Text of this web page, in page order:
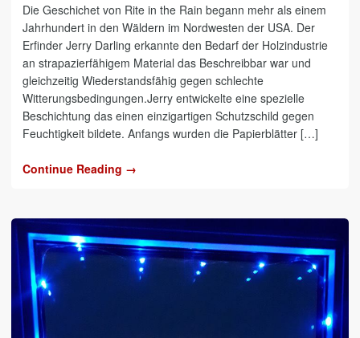
Die Geschichet von Rite in the Rain begann mehr als einem
Jahrhundert in den Wäldern im Nordwesten der USA. Der
Erfinder Jerry Darling erkannte den Bedarf der Holzindustrie
an strapazierfähigem Material das Beschreibbar war und
gleichzeitig Wiederstandsfähig gegen schlechte
Witterungsbedingungen.Jerry entwickelte eine spezielle
Beschichtung das einen einzigartigen Schutzschild gegen
Feuchtigkeit bildete. Anfangs wurden die Papierblätter […]
Continue Reading →